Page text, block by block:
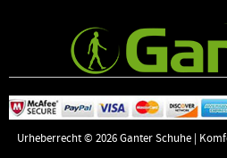
Urheberrecht © 2026Ganter Schuhe |